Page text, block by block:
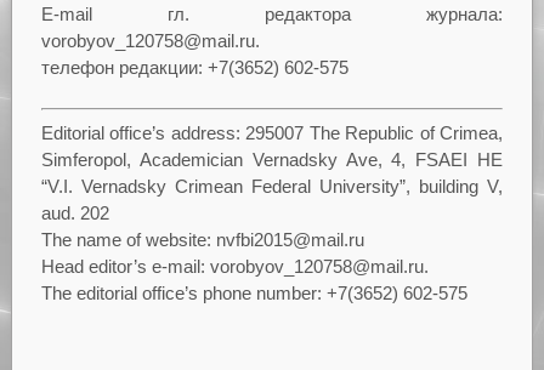
E-mail гл. редактора журнала:
vorobyov_120758@mail.ru.
телефон редакции: +7(3652) 602-575
Editorial office’s address: 295007 The Republic of Crimea,
Simferopol, Academician Vernadsky Ave, 4, FSAEI HE
“V.I. Vernadsky Crimean Federal University”, building V,
aud. 202
The name of website: nvfbi2015@mail.ru
Head editor’s e-mail: vorobyov_120758@mail.ru.
The editorial office’s phone number: +7(3652) 602-575